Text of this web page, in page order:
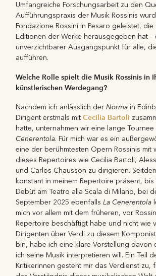
Umfangreiche Forschungsarbeit zu den
Aufführungspraxis der Musik Rossinis
Fondazione Rossini in Pesaro geleistet, die
Editionen der Werke herausgegeben hat –
unverzichtbarer Ausgangspunkt für alle,
aufführen.
Welche Rolle spielt die Musik Rossinis in
künstlerischen Werdegang?
Nachdem ich anlässlich derNorma in
Dirigent erstmals mitCecilia Bartoli
hatte, unternahmen wir eine lange
Cenerentola. Für mich war es ein
eine der berühmtesten Opern Rossinis mit
dieses Repertoires wie Cecilia Bartoli,
und Carlos Chausson zu dirigieren.
konstant in meinem Repertoire präsent, bis
Debüt am Teatro alla Scala di Milano, bei
September 2025 ebenfallsLa Cenerentola
mich vor allem mit dem früheren, vor
Repertoire beschäftigt habe und nicht wie
Dirigenten über Verdi zu diesem
bin, habe ich eine klare Vorstellung davon
ich seine Musik interpretieren will. Ein Teil
Kritikerinnen gesteht mir das Verdienst zu,